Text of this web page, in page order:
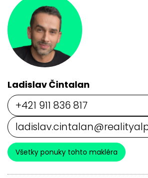
Ladislav Čintalan
+421 911 836 817
Všetky ponuky tohto makléra